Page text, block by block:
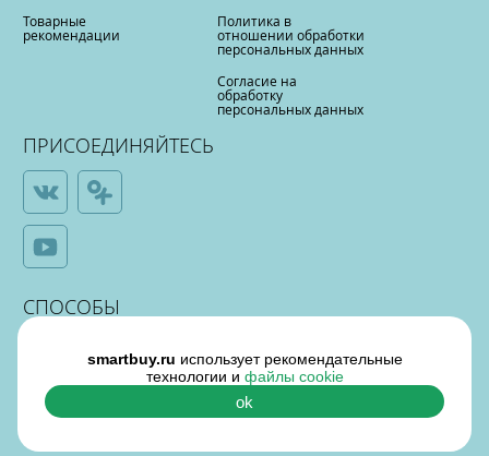
Товарные
рекомендации
Политика в
отношении обработки
персональных данных
Согласие на
обработку
персональных данных
ПРИСОЕДИНЯЙТЕСЬ
СПОСОБЫ
ОПЛАТЫ
smartbuy.ru использует рекомендательные
технологии и файлы cookie
ok